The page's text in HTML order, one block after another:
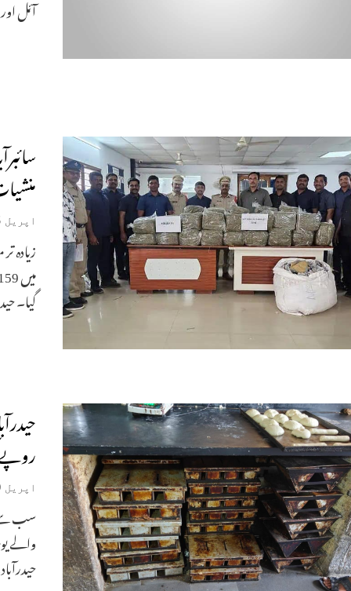
آئل
اپریل 25, 2026
گیا۔
اپریل 9, 2026
سب سے